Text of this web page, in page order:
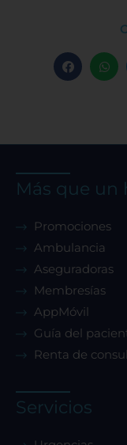
Más que un
Promociones
Ambulancia
Aseguradoras
Membresías
AppMóvil
Guía del
Renta de
Servicios